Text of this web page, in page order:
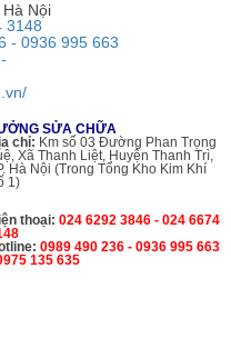
Nội
3148
- 0936 995 663
SỬA CHỮA
chỉ: Km số 03 Đường Phan Trọng
Xã Thanh Liệt, Huyện Thanh Trì,
Hà Nội (Trong Tổng Kho Kim Khí
1)
thoại: 024 6292 3846 - 024 6674
0989 490 236 - 0936 995 663
135 635